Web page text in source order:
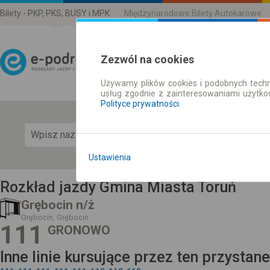
Bilety - PKP, PKS, BUSY i MPK Międzynarodowe Bilety Autokarowe
Rozkład Jazdy | Bilety
Rozkład jazdy Gmina Miasta Toruń
Grębocin n/ż
Grębocin, Grębocin
111 GRONOWO
Inne linie kursujące przez ten
Zezwól na cookies
Używamy plików cookies i podobnych
usług zgodnie z zainteresowaniami
Polityce prywatności
Ustawienia